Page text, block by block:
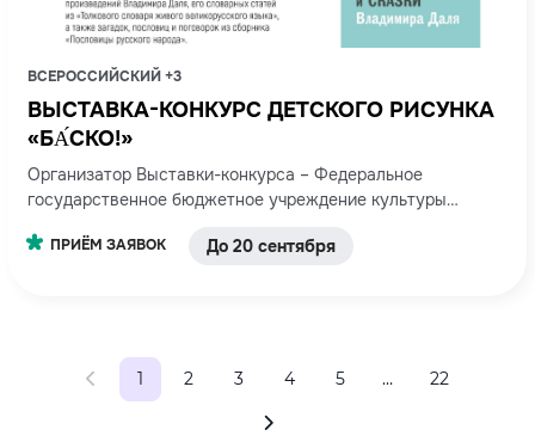
ВСЕРОССИЙСКИЙ +3
ВЫСТАВКА-КОНКУРС ДЕТСКОГО РИСУНКА
«БА́СКО!»
Организатор Выставки-конкурса – Федеральное
государственное бюджетное учреждение культуры
имени В.И. Даля». Партнером Выставки-конкурса является
ПРИЁМ ЗАЯВОК До 20 сентября
1 2 3 4 5 … 22